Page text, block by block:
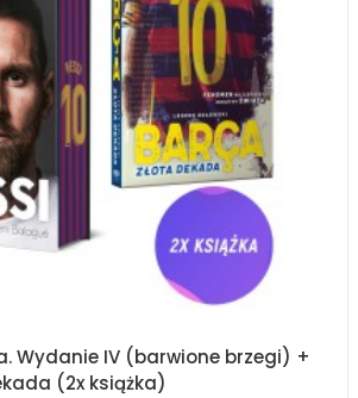
Wydanie IV (barwione brzegi) +
(2x książka)